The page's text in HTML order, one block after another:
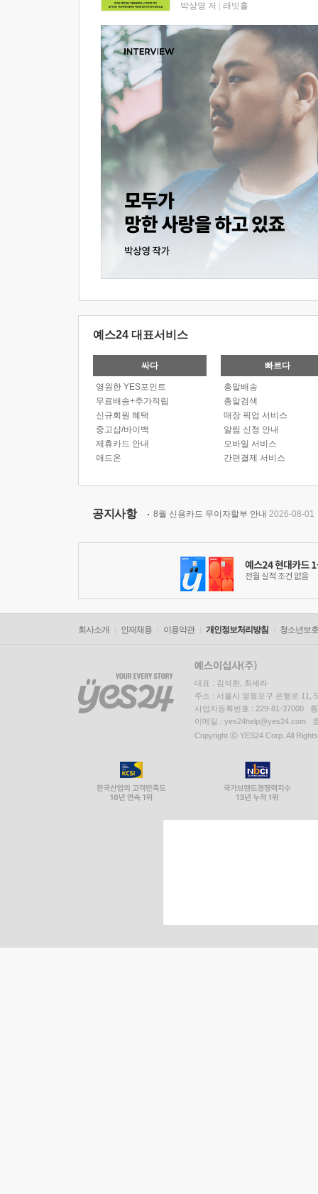
박상영 저 래빗홀
예스24 대표서비스
싸다
영원한 YES포인트
무료배송+추가적립
신규회원 혜택
중고샵/바이백
제휴카드 안내
애드온
빠르다
총알배송
총알검색
매장 픽업 서비스
알림 신청 안내
모바일 서비스
간편결제 서비스
공지사항 8월 신용카드 무이자할부 안내 2026-08-01
회사소개 인재채용 이용약관 개인정보처리방침 청소년보
대표 : 김석환, 최세라
주소 : 서울시 영등포구 은행로 11,
사업자등록번호 : 229-81-37000
이메일 : yes24help@yes24.com
Copyright ⓒ YES24 Corp. All